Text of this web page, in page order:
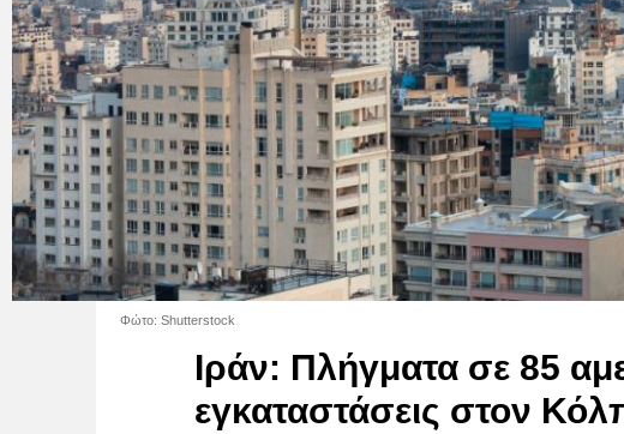
Φώτο: Shutterstock
Ιράν: Πλήγματα σε 85
εγκαταστάσεις στον